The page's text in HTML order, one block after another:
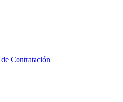
Contratación